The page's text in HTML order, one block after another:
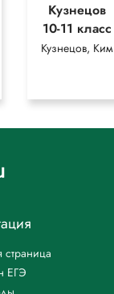
Кузнецов
10-11 класс
Кузнецов, Ким
страница
ЕГЭ